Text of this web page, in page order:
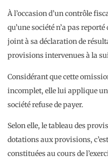
À l’occasion d’un contrôle
qu’une société n’a pas
joint à sa déclaration de
provisions intervenues à la
Considérant que cette
incomplet, elle lui applique
société refuse de payer.
Selon elle, le tableau des
dotations aux provisions,
constituées au cours de